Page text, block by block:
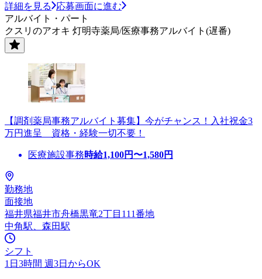
詳細を見る
応募画面に進む
アルバイト・パート
クスリのアオキ 灯明寺薬局/医療事務アルバイト(遅番)
【調剤薬局事務アルバイト募集】今がチャンス！入社祝金3
万円進呈 資格・経験一切不要！
医療施設事務時給1,100円〜1,580円
勤務地
面接地
福井県福井市舟橋黒竜2丁目111番地
中角駅、森田駅
シフト
1日3時間 週3日からOK